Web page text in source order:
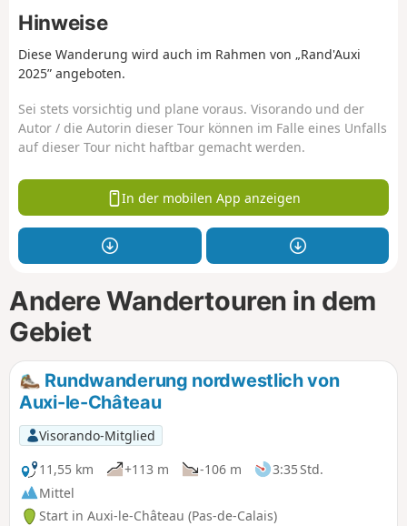
Hinweise
Diese Wanderung wird auch im Rahmen von „Rand'Auxi
2025” angeboten.
Sei stets vorsichtig und plane voraus. Visorando und der
Autor / die Autorin dieser Tour können im Falle eines Unfalls
auf dieser Tour nicht haftbar gemacht werden.
In der mobilen App anzeigen
Andere Wandertouren in dem
Gebiet
Rundwanderung nordwestlich von
Auxi-le-Château
Visorando-Mitglied
11,55 km
+113 m -106 m
3:35 Std.
Mittel
Start in Auxi-le-Château (Pas-de-Calais)